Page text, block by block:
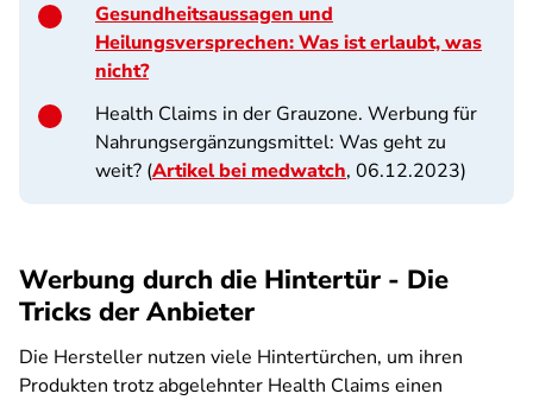
Gesundheitsaussagen und
Heilungsversprechen: Was ist erlaubt, was
nicht?
Health Claims in der Grauzone. Werbung für
Nahrungsergänzungsmittel: Was geht zu
weit? (Artikel bei medwatch, 06.12.2023)
Werbung durch die Hintertür - Die
Tricks der Anbieter
Die Hersteller nutzen viele Hintertürchen, um ihren
Produkten trotz abgelehnter Health Claims einen